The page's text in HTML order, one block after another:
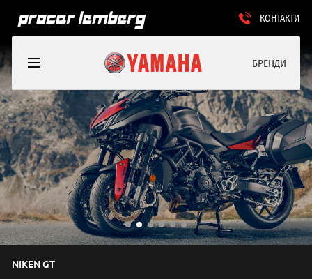
КОНТАКТИ
БРЕНДИ
NIKEN GT